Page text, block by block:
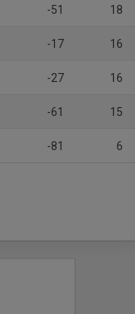
-51 18
-17 16
-27 16
-61 15
-81 6